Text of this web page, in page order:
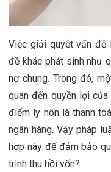
Việc giải quyết vấn
đề khác phát sinh như
nợ chung. Trong đó,
quan đến quyền lợi
điểm ly hôn là thanh
ngân hàng. Vậy pháp
hợp này để đảm bảo
trình thu hồi vốn?